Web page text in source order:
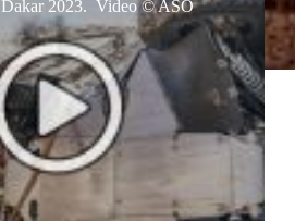
Dakar 2023. Video © ASO